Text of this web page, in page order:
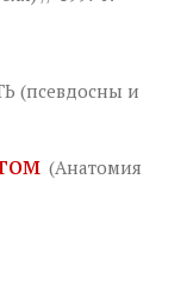
(псевдосны и
(Анатомия